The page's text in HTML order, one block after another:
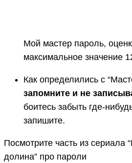
Мой мастер пароль,
максимальное значение
Как определились с
запомните и не
боитесь забыть где-
запишите.
Посмотрите часть из сериала
долина” про пароли